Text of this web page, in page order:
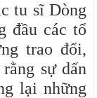
tu sĩ Dòng
đầu các tổ
trao đổi,
sự dấn
lại những